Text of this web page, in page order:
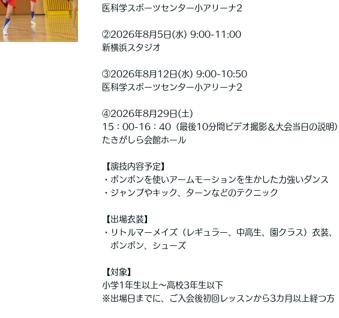
医科学スポーツセンター小アリーナ2
②2026年8月5日(水) 9:00-11:00
新横浜スタジオ
③2026年8月12日(水) 9:00-10:50
医科学スポーツセンター小アリーナ2
④2026年8月29日(土)
15：00-16：40（最後10分間ビデオ撮影＆大会当日の説明）
たきがしら会館ホール
【演技内容予定】
・ポンポンを使いアームモーションを生かした力強いダンス
・ジャンプやキック、ターンなどのテクニック
【出場衣装】
・リトルマーメイズ（レギュラー、中高生、園クラス）衣装、
ポンポン、シューズ
【対象】
小学1年生以上～高校3年生以下
※出場日までに、ご入会後初回レッスンから3カ月以上経つ方